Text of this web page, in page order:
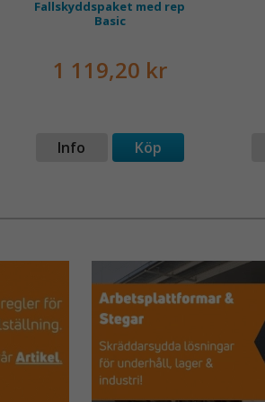
Fallskyddspaket med rep
Basic
1 119,20 kr
Info Köp